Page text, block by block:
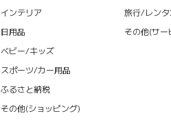
インテリア
日用品
ベビー/キッズ
スポーツ/カー用品
ふるさと納税
その他(ショッピング)
旅行/レンタ
その他(サー